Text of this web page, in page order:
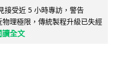
接受近 5 小時專訪，警告
理極限，傳統製程升級已失經
讀全文